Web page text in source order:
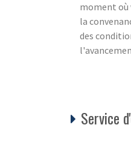
moment où
la
des
Service